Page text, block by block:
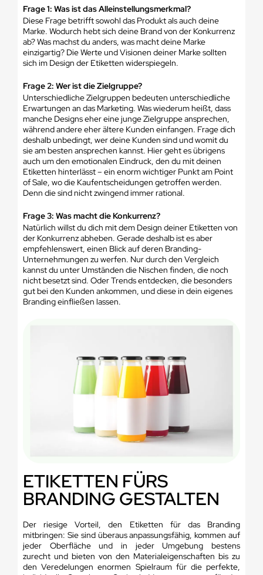
Frage 1: Was ist das Alleinstellungsmerkmal?
Diese Frage betrifft sowohl das Produkt als auch deine
Marke. Wodurch hebt sich deine Brand von der Konkurrenz
ab? Was machst du anders, was macht deine Marke
einzigartig? Die Werte und Visionen deiner Marke sollten
sich im Design der Etiketten widerspiegeln.
Frage 2: Wer ist die Zielgruppe?
Unterschiedliche Zielgruppen bedeuten unterschiedliche
Erwartungen an das Marketing. Was wiederum heißt, dass
manche Designs eher eine junge Zielgruppe ansprechen,
während andere eher ältere Kunden einfangen. Frage dich
deshalb unbedingt, wer deine Kunden sind und womit du
sie am besten ansprechen kannst. Hier geht es übrigens
auch um den emotionalen Eindruck, den du mit deinen
Etiketten hinterlässt – ein enorm wichtiger Punkt am Point
of Sale, wo die Kaufentscheidungen getroffen werden.
Denn die sind nicht zwingend immer rational.
Frage 3: Was macht die Konkurrenz?
Natürlich willst du dich mit dem Design deiner Etiketten von
der Konkurrenz abheben. Gerade deshalb ist es aber
empfehlenswert, einen Blick auf deren Branding-
Unternehmungen zu werfen. Nur durch den Vergleich
kannst du unter Umständen die Nischen finden, die noch
nicht besetzt sind. Oder Trends entdecken, die besonders
gut bei den Kunden ankommen, und diese in dein eigenes
Branding einfließen lassen.
ETIKETTEN FÜRS
BRANDING GESTALTEN
Der riesige Vorteil, den Etiketten für das Branding
mitbringen: Sie sind überaus anpassungsfähig, kommen auf
jeder Oberfläche und in jeder Umgebung bestens
zurecht und bieten von den Materialeigenschaften bis zu
den Veredelungen enormen Spielraum für die perfekte,